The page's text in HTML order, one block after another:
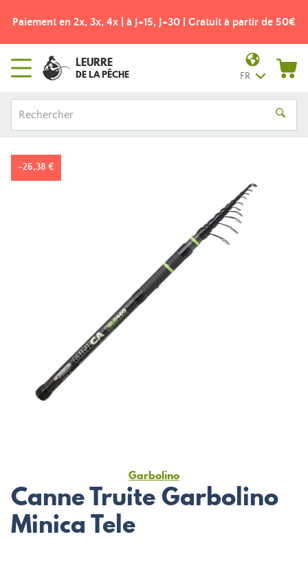
Paiement en 2x, 3x, 4x | à J+15, J+30 | Gratuit à partir de 50€
LEURRE
DE LA PÊCHE FR
-26,38 €
Garbolino
Canne Truite Garbolino
Minica Tele